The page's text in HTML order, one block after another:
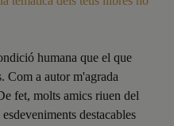
humana que el que
Com a autor m'agrada
fet, molts amics riuen del
destacables